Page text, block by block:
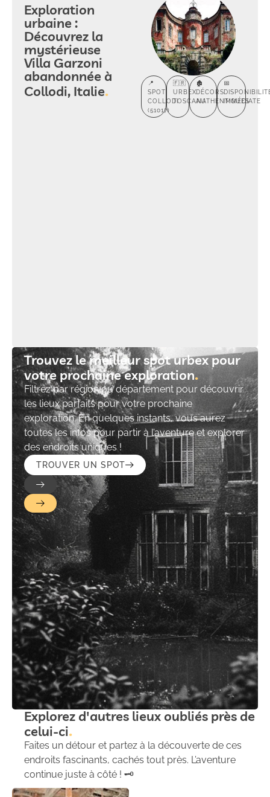
Exploration
urbaine :
Découvrez la
mystérieuse
Villa Garzoni
abandonnée à
Collodi, Italie
📍
SPOT
COLLODI
(51017)
🇫🇷
URBEX
TOSCANA
🏚️
DÉCORS
AUTHENTIQUES
📅
IMMÉDIATE
Trouvez le meilleur spot urbex pour
votre prochaine exploration​
Filtrez par région ou département pour découvrir
les lieux parfaits pour votre prochaine
exploration. En quelques instants, vous aurez
toutes les infos pour partir à l’aventure et explorer
des endroits uniques !
TROUVER UN SPOT
Explorez d'autres lieux oubliés près de
celui-ci
Faites un détour et partez à la découverte de ces
endroits fascinants, cachés tout près. L’aventure
continue juste à côté ! 🗝️